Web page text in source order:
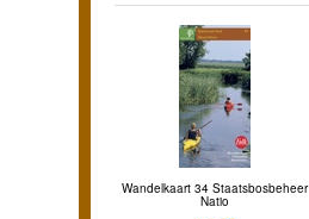
Wandelkaart 34 Staatsbosbeheer
Natio